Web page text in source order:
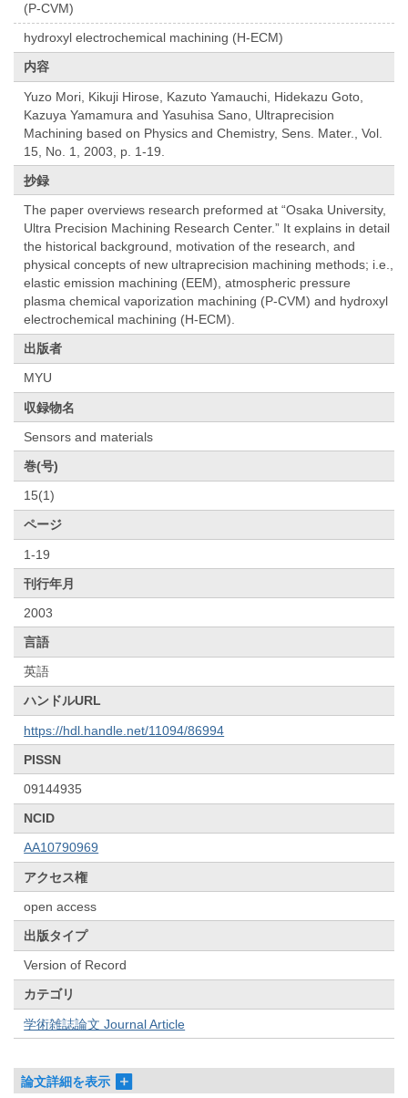
(P-CVM)
hydroxyl electrochemical machining (H-ECM)
内容
Yuzo Mori, Kikuji Hirose, Kazuto Yamauchi, Hidekazu Goto,
Kazuya Yamamura and Yasuhisa Sano, Ultraprecision
Machining based on Physics and Chemistry, Sens. Mater., Vol.
15, No. 1, 2003, p. 1-19.
抄録
The paper overviews research preformed at “Osaka University,
Ultra Precision Machining Research Center.” It explains in detail
the historical background, motivation of the research, and
physical concepts of new ultraprecision machining methods; i.e.,
elastic emission machining (EEM), atmospheric pressure
plasma chemical vaporization machining (P-CVM) and hydroxyl
electrochemical machining (H-ECM).
出版者
MYU
収録物名
Sensors and materials
巻(号)
15(1)
ページ
1-19
刊行年月
2003
言語
英語
ハンドルURL
https://hdl.handle.net/11094/86994
PISSN
09144935
NCID
AA10790969
アクセス権
open access
出版タイプ
Version of Record
カテゴリ
学術雑誌論文 Journal Article
論文詳細を表示